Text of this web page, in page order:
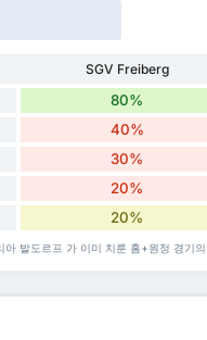
SGV Freiberg
80%
40%
30%
20%
20%
발도르프 가 이미 치룬 홈+원정 경기